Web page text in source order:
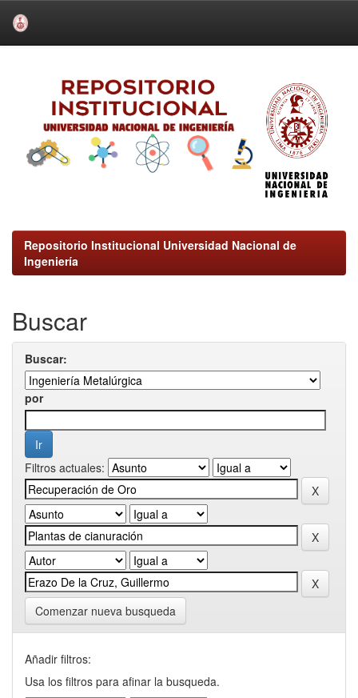
Repositorio Institucional Universidad Nacional de
Ingeniería
Buscar
Buscar:
por
Filtros actuales:
Comenzar nueva busqueda
Añadir filtros:
Usa los filtros para afinar la busqueda.